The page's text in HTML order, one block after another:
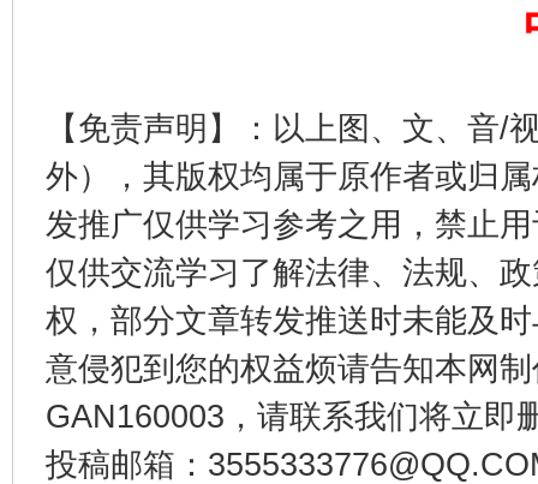
【免责声明】：以上图、文、音/
外），其版权均属于原作者或归
发推广仅供学习参考之用，禁止
仅供交流学习了解法律、法规、
权，部分文章转发推送时未能及
意侵犯到您的权益烦请告知本网
GAN160003，请联系我们将立即
投稿邮箱：
千年窑火 生生不息 一
揭开“小金库”的免责幌子